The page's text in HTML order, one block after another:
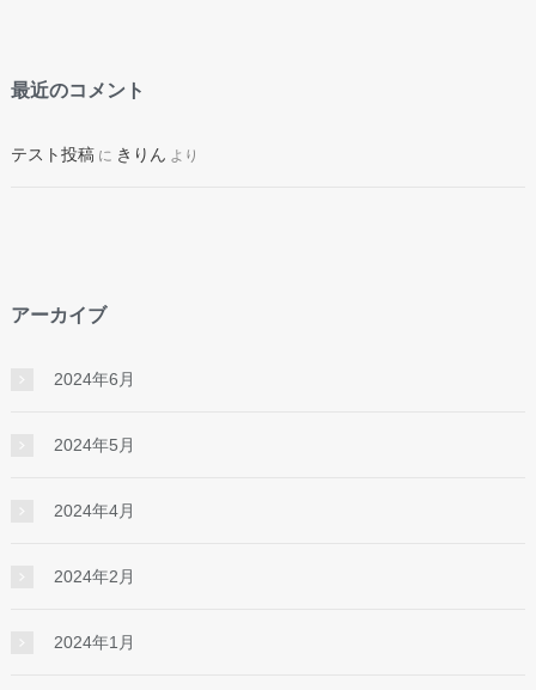
最近のコメント
テスト投稿に きりん より
アーカイブ
2024年6月
2024年5月
2024年4月
2024年2月
2024年1月